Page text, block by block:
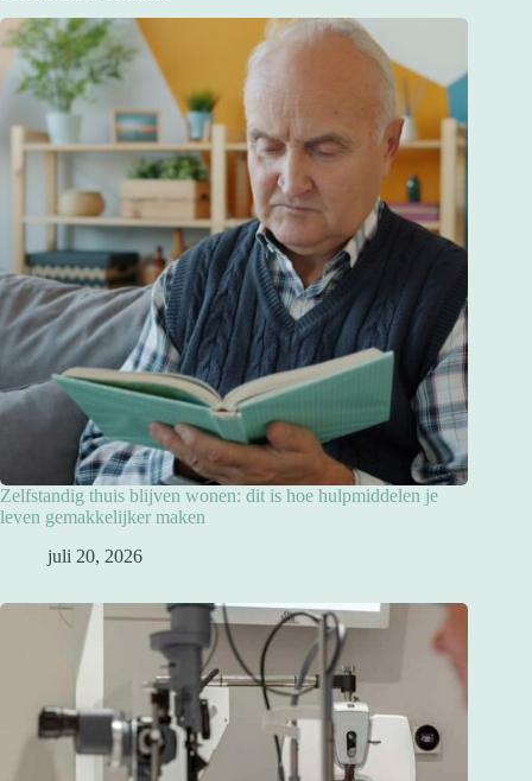
Zelfstandig thuis blijven wonen: dit is hoe hulpmiddelen je
leven gemakkelijker maken
juli 20, 2026